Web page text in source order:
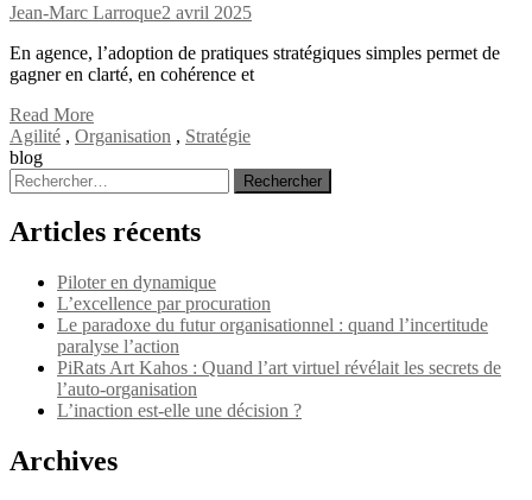
Jean-Marc Larroque2 avril 2025
En agence, l’adoption de pratiques stratégiques simples permet de
gagner en clarté, en cohérence et
Read More
Agilité , Organisation , Stratégie
blog
Rechercher :
Articles récents
Piloter en dynamique
L’excellence par procuration
Le paradoxe du futur organisationnel : quand l’incertitude
paralyse l’action
PiRats Art Kahos : Quand l’art virtuel révélait les secrets de
l’auto-organisation
L’inaction est-elle une décision ?
Archives